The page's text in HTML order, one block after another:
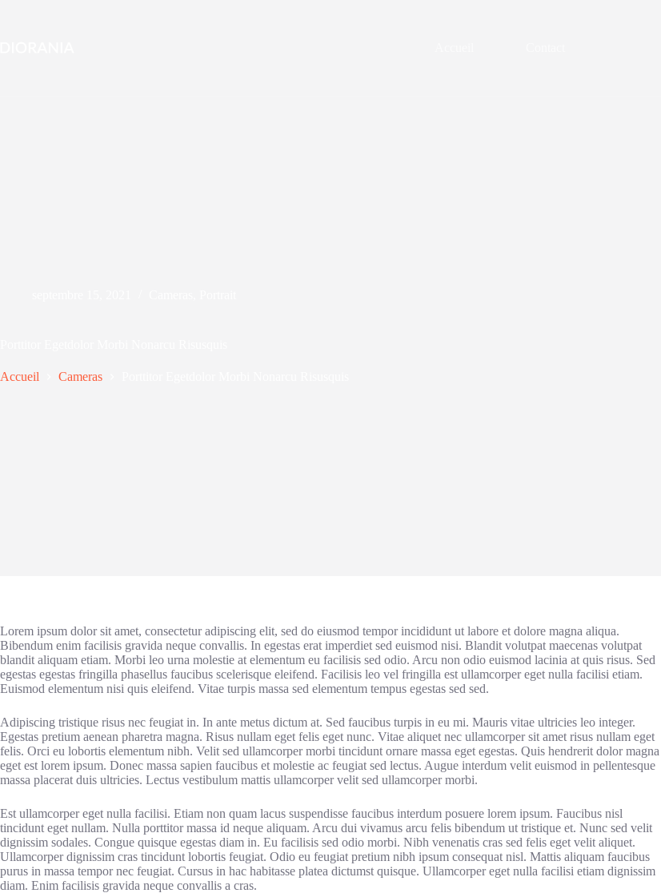
Accueil Cameras
Lorem ipsum dolor sit amet, consectetur adipiscing elit, sed do eiusmod tempor incididunt ut labore et dolore magna aliqua.
Bibendum enim facilisis gravida neque convallis. In egestas erat imperdiet sed euismod nisi. Blandit volutpat maecenas volutpat
blandit aliquam etiam. Morbi leo urna molestie at elementum eu facilisis sed odio. Arcu non odio euismod lacinia at quis risus. Sed
egestas egestas fringilla phasellus faucibus scelerisque eleifend. Facilisis leo vel fringilla est ullamcorper eget nulla facilisi etiam.
Euismod elementum nisi quis eleifend. Vitae turpis massa sed elementum tempus egestas sed sed.
Adipiscing tristique risus nec feugiat in. In ante metus dictum at. Sed faucibus turpis in eu mi. Mauris vitae ultricies leo integer.
Egestas pretium aenean pharetra magna. Risus nullam eget felis eget nunc. Vitae aliquet nec ullamcorper sit amet risus nullam eget
felis. Orci eu lobortis elementum nibh. Velit sed ullamcorper morbi tincidunt ornare massa eget egestas. Quis hendrerit dolor magna
eget est lorem ipsum. Donec massa sapien faucibus et molestie ac feugiat sed lectus. Augue interdum velit euismod in pellentesque
massa placerat duis ultricies. Lectus vestibulum mattis ullamcorper velit sed ullamcorper morbi.
Est ullamcorper eget nulla facilisi. Etiam non quam lacus suspendisse faucibus interdum posuere lorem ipsum. Faucibus nisl
tincidunt eget nullam. Nulla porttitor massa id neque aliquam. Arcu dui vivamus arcu felis bibendum ut tristique et. Nunc sed velit
dignissim sodales. Congue quisque egestas diam in. Eu facilisis sed odio morbi. Nibh venenatis cras sed felis eget velit aliquet.
Ullamcorper dignissim cras tincidunt lobortis feugiat. Odio eu feugiat pretium nibh ipsum consequat nisl. Mattis aliquam faucibus
purus in massa tempor nec feugiat. Cursus in hac habitasse platea dictumst quisque. Ullamcorper eget nulla facilisi etiam dignissim
diam. Enim facilisis gravida neque convallis a cras.